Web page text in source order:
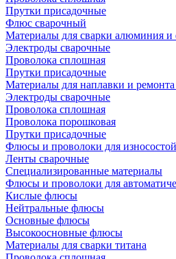
Прутки присадочные
Флюс сварочный
Материалы для сварки алюминия и
Электроды сварочные
Проволока сплошная
Прутки присадочные
Материалы для наплавки и ремонта
Электроды сварочные
Проволока сплошная
Проволока порошковая
Прутки присадочные
Флюсы и проволоки для
Ленты сварочные
Специализированные материалы
Флюсы и проволоки для
Кислые флюсы
Нейтральные флюсы
Основные флюсы
Высокоосновные флюсы
Материалы для сварки титана